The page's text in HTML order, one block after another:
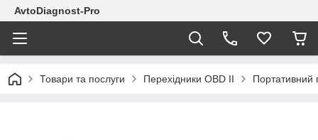
AvtoDiagnost-Pro
Товари та послуги Перехідники OBD II Портативний